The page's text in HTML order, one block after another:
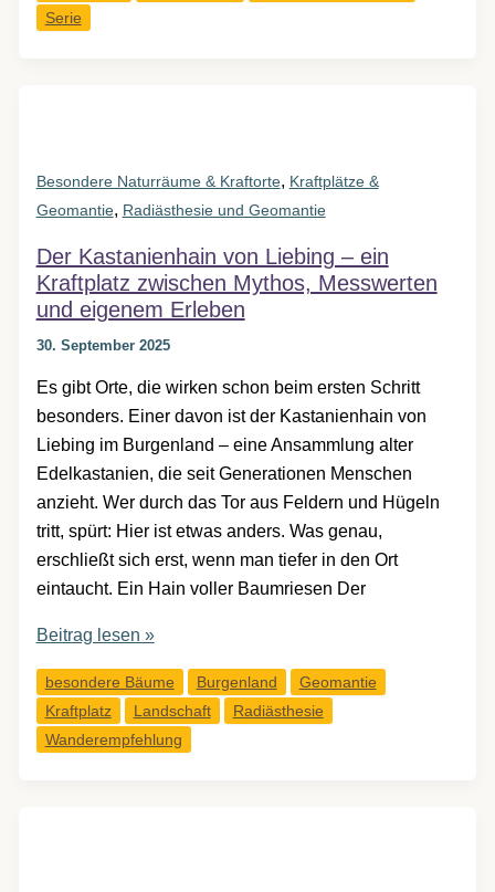
–Serie
Besondere Naturräume & Kraftorte, Kraftplätze &
Geomantie, Radiästhesie und Geomantie
Der Kastanienhain von Liebing – ein
Kraftplatz zwischen Mythos, Messwerten
und eigenem Erleben
30. September 2025
Es gibt Orte, die wirken schon beim ersten Schritt
besonders. Einer davon ist der Kastanienhain von
Liebing im Burgenland – eine Ansammlung alter
Edelkastanien, die seit Generationen Menschen
anzieht. Wer durch das Tor aus Feldern und Hügeln
tritt, spürt: Hier ist etwas anders. Was genau,
erschließt sich erst, wenn man tiefer in den Ort
eintaucht. Ein Hain voller Baumriesen Der
Der
von
Liebing
–
Beitrag lesen »
besondere Bäume Burgenland
Geomantie
Kraftplatz
Landschaft
Radiästhesie
Wanderempfehlung